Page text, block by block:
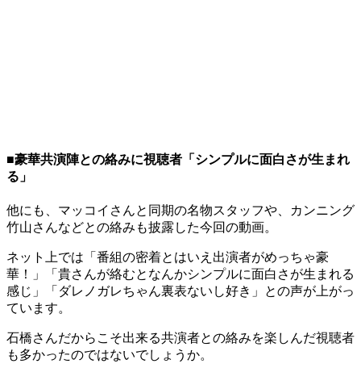
■豪華共演陣との絡みに視聴者「シンプルに面白さが生まれ
る」
他にも、マッコイさんと同期の名物スタッフや、カンニング
竹山さんなどとの絡みも披露した今回の動画。
ネット上では「番組の密着とはいえ出演者がめっちゃ豪
華！」「貴さんが絡むとなんかシンプルに面白さが生まれる
感じ」「ダレノガレちゃん裏表ないし好き」との声が上がっ
ています。
石橋さんだからこそ出来る共演者との絡みを楽しんだ視聴者
も多かったのではないでしょうか。